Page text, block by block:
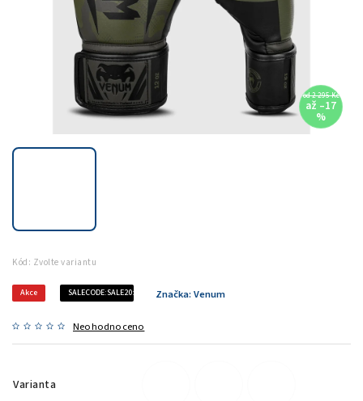
od 2 295 Kč
až –17
%
Kód: Zvolte variantu
Akce SALECODE:SALE20:20:%
Neohodnoceno
Značka: Venum
Varianta